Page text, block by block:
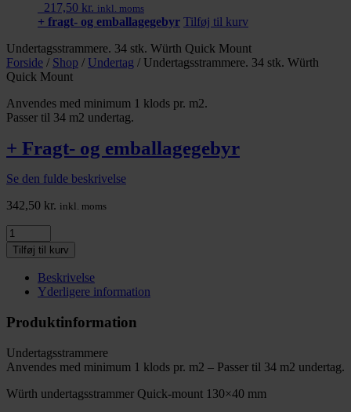
217,50 kr. inkl. moms
+ fragt- og emballagegebyr Tilføj til kurv
Undertagsstrammere. 34 stk. Würth Quick Mount
Forside / Shop / Undertag / Undertagsstrammere. 34 stk. Würth
Quick Mount
Anvendes med minimum 1 klods pr. m2.
Passer til 34 m2 undertag.
+ Fragt- og emballagegebyr
Se den fulde beskrivelse
342,50 kr. inkl. moms
Tilføj til kurv
Beskrivelse
Yderligere information
Produktinformation
Undertagsstrammere
Anvendes med minimum 1 klods pr. m2 – Passer til 34 m2 undertag.
Würth undertagsstrammer Quick-mount 130×40 mm